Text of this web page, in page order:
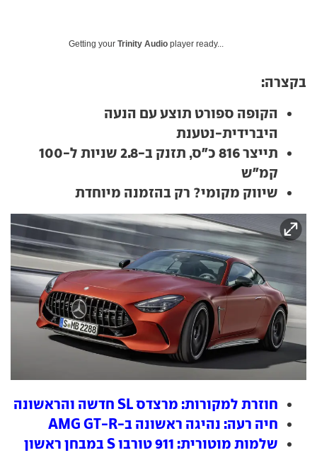
Getting your Trinity Audio player ready...
בקצרה:
הקופה ספורט תוצע עם הנעה
היברידית-נטענת
תייצר 816 כ"ס, תזנק ב-2.8 שניות ל-100
קמ"ש
שיווק מקומי? רק בהזמנה מיוחדת
חוזרת למקורות: מרצדס SL חדשה והראשונה
חיה רעה: נהיגה ראשונה ב-AMG GT-R
שלמות מוטורית: 911 טורבו S במבחן ראשון